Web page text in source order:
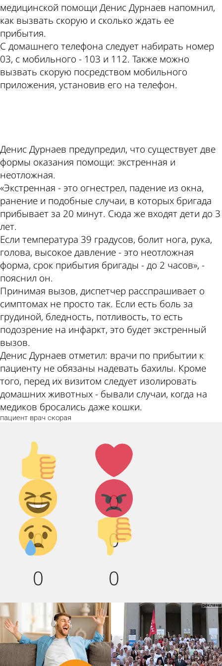
медицинской помощи Денис Дурнаев напомнил,
как вызвать скорую и сколько ждать ее
прибытия.
С домашнего телефона следует набирать номер
03, с мобильного - 103 и 112. Также можно
вызвать скорую посредством мобильного
приложения, установив его на телефон.
Денис Дурнаев предупредил, что существует две
формы оказания помощи: экстренная и
неотложная.
«Экстренная - это огнестрел, падение из окна,
ранение и подобные случаи, в которых бригада
прибывает за 20 минут. Сюда же входят дети до 3
лет.
Если температура 39 градусов, болит нога, рука,
голова, высокое давление - это неотложная
форма, срок прибытия бригады - до 2 часов», -
пояснил он.
Принимая вызов, диспетчер расспрашивает о
симптомах не просто так. Если есть боль за
грудиной, бледность, потливость, то есть
подозрение на инфаркт, это будет экстренный
вызов.
Денис Дурнаев отметил: врачи по прибытии к
пациенту не обязаны надевать бахилы. Кроме
того, перед их визитом следует изолировать
домашних животных - бывали случаи, когда на
медиков бросались даже кошки.
пациент врач скорая
Палец
вверх!
0
Лайк!
0
Дикий
смех!
0
Агрессия!
0
Грусть :(
0
Палец
вниз!
0